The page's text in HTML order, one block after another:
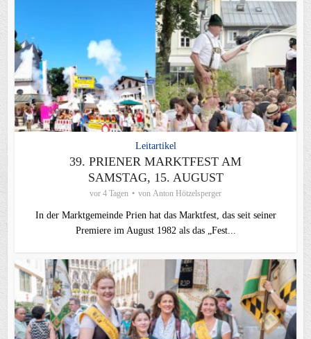
Leitartikel
39. PRIENER MARKTFEST AM
SAMSTAG, 15. AUGUST
vor 4 Tagen von Anton Hötzelsperger
In der Marktgemeinde Prien hat das Marktfest, das seit seiner
Premiere im August 1982 als das „Fest...